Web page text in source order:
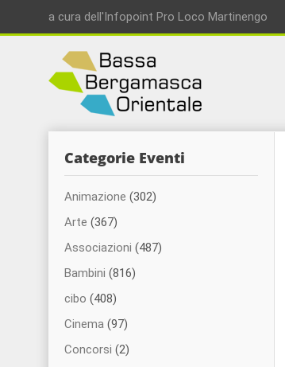
a cura dell'Infopoint Pro Loco Martinengo
Categorie Eventi
Animazione (302)
Arte (367)
Associazioni (487)
Bambini (816)
cibo (408)
Cinema (97)
Concorsi (2)